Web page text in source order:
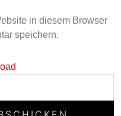
in diesem Browser
speichern.